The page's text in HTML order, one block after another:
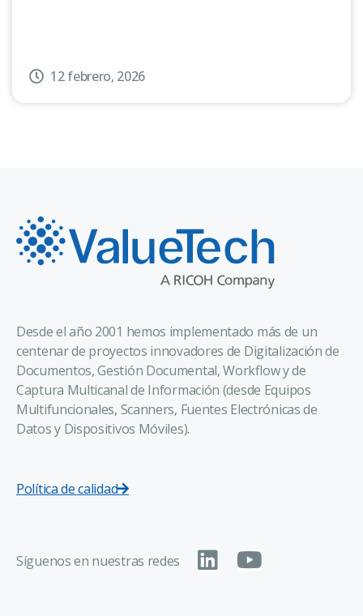
12 febrero, 2026
Desde el año 2001 hemos implementado más de un
centenar de proyectos innovadores de Digitalización de
Documentos, Gestión Documental, Workflow y de
Captura Multicanal de Información (desde Equipos
Multifuncionales, Scanners, Fuentes Electrónicas de
Datos y Dispositivos Móviles).
Política de calidad
Síguenos en nuestras redes